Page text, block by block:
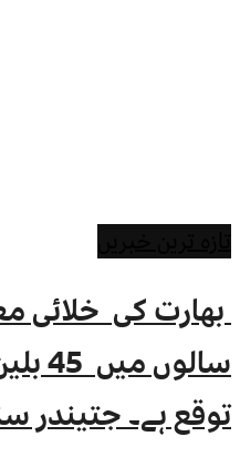
توقع ہے۔ جتیندر